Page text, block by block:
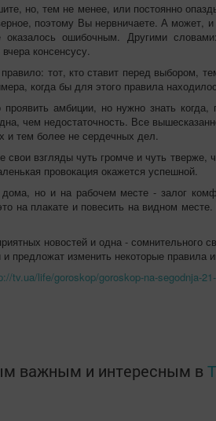
но, тем не менее, или постоянно
поэтому Вы нервничаете. А может,
оказалось ошибочным. Другими
консенсусу.
тот, кто ставит перед выбором,
когда бы для этого правила
проявить амбиции, но нужно знать
чем недостаточность. Все
и тем более не сердечных дел.
свои взгляды чуть громче и чуть
провокация окажется успешной.
но и на рабочем месте - залог
на плакате и повесить на видном
новостей и одна - сомнительного
предложат изменить некоторые правила
tv.ua/life/goroskop/goroskop-na-segodnja-
важным и интересным в